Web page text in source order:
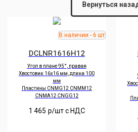
Вернуться
DCLNR1616H12
Угол в плане 95°, правая
Хвостовик 16х16 мм, длина 100
мм
Пластины CNMG12 CNMM12
CNMA12 CNGG12
1 465 р/шт c НДС